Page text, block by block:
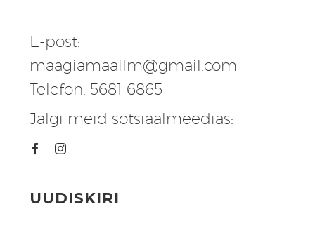
E-post:
maagiamaailm@gmail.com
Telefon: 5681 6865
Jälgi meid sotsiaalmeedias:
UUDISKIRI